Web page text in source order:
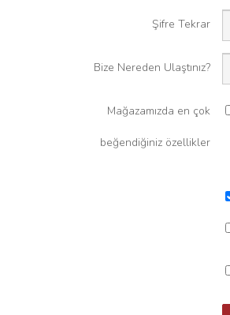
Şifre Tekrar
Bize Nereden Ulaştınız?
Mağazamızda en çok
beğendiğiniz özellikler